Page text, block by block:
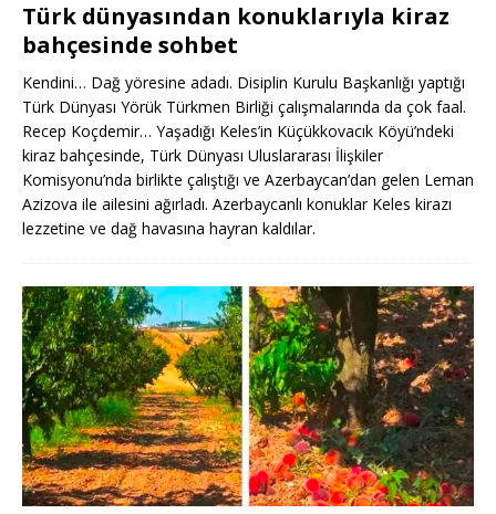
Türk dünyasından konuklarıyla kiraz
bahçesinde sohbet
Kendini… Dağ yöresine adadı. Disiplin Kurulu Başkanlığı yaptığı
Türk Dünyası Yörük Türkmen Birliği çalışmalarında da çok faal.
Recep Koçdemir… Yaşadığı Keles’in Küçükkovacık Köyü’ndeki
kiraz bahçesinde, Türk Dünyası Uluslararası İlişkiler
Komisyonu’nda birlikte çalıştığı ve Azerbaycan’dan gelen Leman
Azizova ile ailesini ağırladı. Azerbaycanlı konuklar Keles kirazı
lezzetine ve dağ havasına hayran kaldılar.